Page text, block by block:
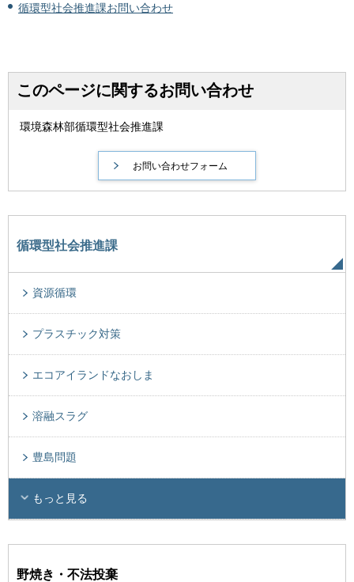
循環型社会推進課お問い合わせ
このページに関するお問い合わせ
環境森林部循環型社会推進課
循環型社会推進課
資源循環
プラスチック対策
エコアイランドなおしま
溶融スラグ
豊島問題
もっと見る
野焼き・不法投棄